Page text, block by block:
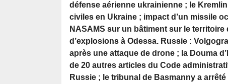
défense aérienne ukrainienne ; le
civiles en Ukraine ; impact d’un missile
NASAMS sur un bâtiment sur le
d’explosions à Odessa. Russie :
après une attaque de drone ; la Douma
de 20 autres articles du Code
Russie ; le tribunal de Basmanny a